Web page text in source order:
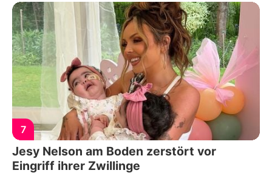
7
Jesy Nelson am Boden zerstört vor
Eingriff ihrer Zwillinge